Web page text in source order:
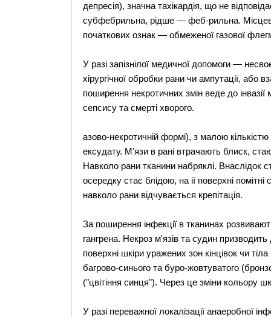
депресія), значна тахікардія, що не
субфебрильна, рідше — феб-рильна.
початкових ознак — обмеженої газової
У разі запізнілої медичної допомоги —
хірургічної обробки рани чи ампутації, або
поширення некротичних змін веде до інвазії
сепсису та смерті хворого.
азово-некротичній формі), з малою
ексудату. М'язи в рані втрачають блиск,
Навколо рани тканини набряклі. Внаслідок
осередку стає блідою, на ії поверхні
навколо рани відчувається крепітація.
За поширення інфекції в тканинах
гангрена. Некроз м'язів та судин
поверхні шкіри уражених зон кінцівок чи
багрово-синього та буро-жовтуватого
("цвітіння синця"). Через це зміни кольору
У разі переважної локалізації анаеробної